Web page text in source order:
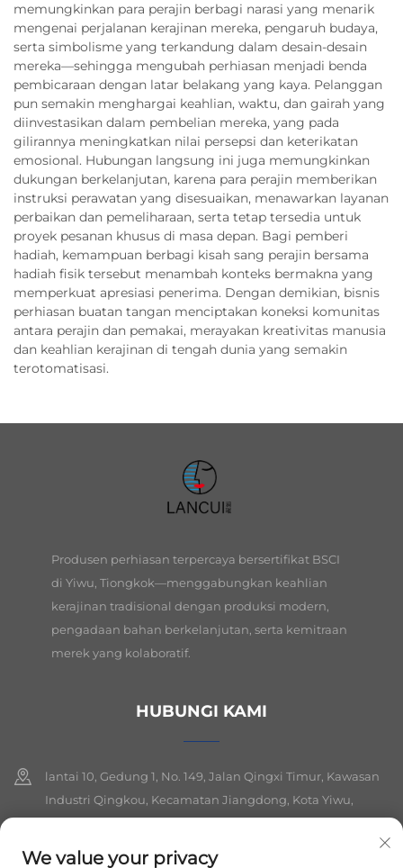
memungkinkan para perajin berbagi narasi yang menarik
mengenai perjalanan kerajinan mereka, pengaruh budaya,
serta simbolisme yang terkandung dalam desain-desain
mereka—sehingga mengubah perhiasan menjadi benda
pembicaraan dengan latar belakang yang kaya. Pelanggan
pun semakin menghargai keahlian, waktu, dan gairah yang
diinvestasikan dalam pembelian mereka, yang pada
gilirannya meningkatkan nilai persepsi dan keterikatan
emosional. Hubungan langsung ini juga memungkinkan
dukungan berkelanjutan, karena para perajin memberikan
instruksi perawatan yang disesuaikan, menawarkan layanan
perbaikan dan pemeliharaan, serta tetap tersedia untuk
proyek pesanan khusus di masa depan. Bagi pemberi
hadiah, kemampuan berbagi kisah sang perajin bersama
hadiah fisik tersebut menambah konteks bermakna yang
memperkuat apresiasi penerima. Dengan demikian, bisnis
perhiasan buatan tangan menciptakan koneksi komunitas
antara perajin dan pemakai, merayakan kreativitas manusia
dan keahlian kerajinan di tengah dunia yang semakin
terotomatisasi.
Produsen perhiasan terpercaya bersertifikat BSCI
di Yiwu, Tiongkok—menggabungkan keahlian
kerajinan tradisional dengan produksi modern,
pengadaan bahan berkelanjutan, serta kemitraan
merek yang kolaboratif.
HUBUNGI KAMI
lantai 10, Gedung 1, No. 149, Jalan Qingxi Timur, Kawasan
Industri Qingkou, Kecamatan Jiangdong, Kota Yiwu,
+86-19564394943
We value your privacy